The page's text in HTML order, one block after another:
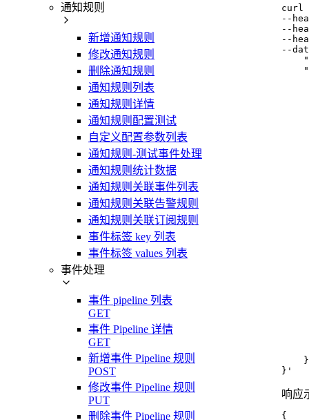
通知规则
新增通知规则
修改通知规则
删除通知规则
通知规则列表
通知规则详情
通知规则配置测试
自定义配置参数列表
通知规则-测试事件处理
通知规则统计数据
通知规则关联事件列表
通知规则关联告警规则
通知规则关联订阅规则
事件标签 key 列表
事件标签 values 列表
事件处理
事件 pipeline 列表
GET
事件 Pipeline 详情
GET
新增事件 Pipeline 规则
POST
修改事件 Pipeline 规则
PUT
删除事件 Pipeline 规则
curl
--
--
--
--
    }
}'
响应
{